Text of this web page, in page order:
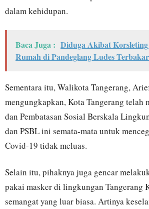
dalam kehidupan.
Baca Juga : Diduga Akibat
Rumah di Pandeglang Ludes Terbakar
Sementara itu, Walikota Tangerang,
mengungkapkan, Kota Tangerang telah
dan Pembatasan Sosial Berskala
dan PSBL ini semata-mata untuk
Covid-19 tidak meluas.
Selain itu, pihaknya juga gencar
pakai masker di lingkungan Tangerang
semangat yang luar biasa. Artinya